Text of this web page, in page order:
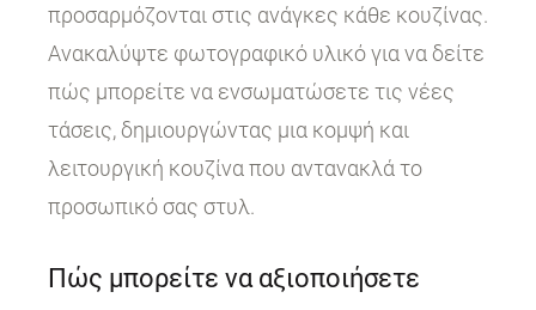
προσαρμόζονται στις ανάγκες κάθε κουζίνας.
Ανακαλύψτε φωτογραφικό υλικό για να δείτε
πώς μπορείτε να ενσωματώσετε τις νέες
τάσεις, δημιουργώντας μια κομψή και
λειτουργική κουζίνα που αντανακλά το
προσωπικό σας στυλ.
Πώς μπορείτε να αξιοποιήσετε